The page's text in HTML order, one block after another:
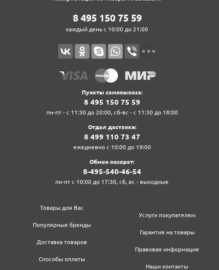
8‍ 4‍9‍5‍ 1‍5‍0‍ 7‍5‍ 5‍9‍
каждый день с 10:00 до 21:00
Пункты самовывоза:
8‍ 4‍9‍5‍ 1‍5‍0‍ 7‍5‍ 5‍9‍
пн-пт - с 11:30 до 20:00, сб-вс - с 11:30 до 18:00
Отдел доставки:
8‍ 4‍9‍9‍ 1‍1‍0‍ 7‍3‍ 4‍7‍
ежедневно с 10:00 до 19:00
Обмен возврат:
8‍-4‍9‍5‍-5‍4‍0‍-4‍6‍-5‍4‍
пн-пт с 10:00 до 17:30, сб, вс - выходные
Товары для Вас
Популярные бренды
Доставка товаров
Способы оплаты
Услуги покупателям
Гарантия на товары
Правовая информация
Наши контакты